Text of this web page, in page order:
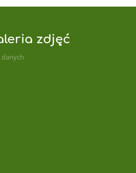
zdjęć
danych